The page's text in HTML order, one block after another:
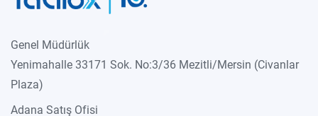
Genel Müdürlük
Yenimahalle 33171 Sok. No:3/36 Mezitli/Mersin (Civanlar
Plaza)
Adana Satış Ofisi